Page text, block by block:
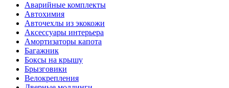
Аварийные комплекты
Автохимия
Авточехлы из экокожи
Аксессуары интерьера
Амортизаторы капота
Багажник
Боксы на крышу
Брызговики
Велокрепления